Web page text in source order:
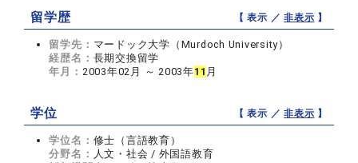
留学歴 【 表示 ／非表示 】
留学先： マードック大学（Murdoch University）
経歴名： 長期交換留学
年月： 2003年02月 ～ 2003年1 1 月
学位 【 表示 ／非表示 】
学位名： 修士（言語教育）
分野名： 人文・社会 / 外国語教育